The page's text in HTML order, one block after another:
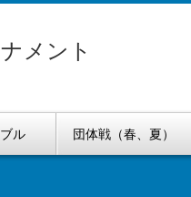
メント
ル 団体戦（春、夏）